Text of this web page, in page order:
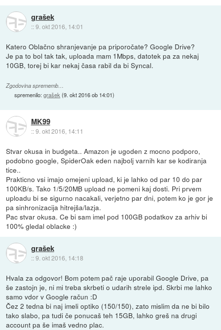
grašek
::9. okt 2016, 14:01
Katero Oblačno shranjevanje pa priporočate? Google Drive?
Je pa to bol tak tak, uploada mam 1Mbps, datotek pa za nekaj
10GB, torej bi kar nekaj časa rabil da bi Syncal.
Zgodovina sprememb…
spremenilo:grašek (9. okt 2016 ob 14:01)
MK99
::9. okt 2016, 14:11
Stvar okusa in budgeta.. Amazon je ugoden z mocno podporo,
podobno google, SpiderOak eden najbolj varnih kar se kodiranja
tice..
Prakticno vsi imajo omejeni upload, ki je lahko od par 10 do par
100KB/s. Tako 1/5/20MB upload ne pomeni kaj dosti. Pri prvem
uploadu bi se sigurno nacakali, verjetno par dni, potem ko je gor je
pa sinhronizacija hitrejša/lazja.
Pac stvar okusa. Ce bi sam imel pod 100GB podatkov za arhiv bi
100% gledal oblacke :)
grašek
::9. okt 2016, 14:18
Hvala za odgovor! Bom potem pač raje uporabil Google Drive, pa
še zastojn je, ni mi treba skrbeti o udarih strele ipd. Skrbi me lahko
samo vdor v Google račun :D
Čez 2 tedna bi naj imeli optiko (150/150), zato mislim da ne bi bilo
tako slabo, pa tudi če ponucaš teh 15GB, lahko greš na drugi
account pa še imaš vedno plac.